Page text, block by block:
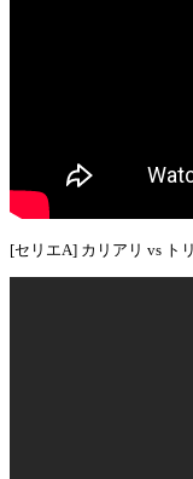
[セリエA] カリアリ vs ト